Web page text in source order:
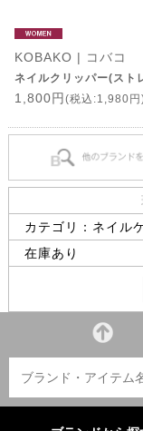
KOBAKO | コバコ
ネイルクリッパー(スト
1,800円 (税込:1,980円
カテゴリ：ネイル
在庫あり